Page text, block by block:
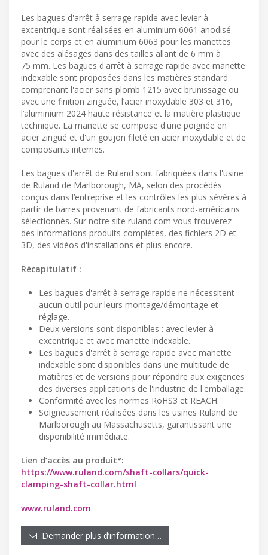
Les bagues d'arrêt à serrage rapide avec levier à
excentrique sont réalisées en aluminium 6061 anodisé
pour le corps et en aluminium 6063 pour les manettes
avec des alésages dans des tailles allant de 6 mm à
75 mm. Les bagues d'arrêt à serrage rapide avec manette
indexable sont proposées dans les matières standard
comprenant l'acier sans plomb 1215 avec brunissage ou
avec une finition zinguée, l’acier inoxydable 303 et 316,
l’aluminium 2024 haute résistance et la matière plastique
technique. La manette se compose d'une poignée en
acier zingué et d'un goujon fileté en acier inoxydable et de
composants internes.
Les bagues d'arrêt de Ruland sont fabriquées dans l'usine
de Ruland de Marlborough, MA, selon des procédés
conçus dans l’entreprise et les contrôles les plus sévères à
partir de barres provenant de fabricants nord-américains
sélectionnés. Sur notre site ruland.com vous trouverez
des informations produits complètes, des fichiers 2D et
3D, des vidéos d'installations et plus encore.
Récapitulatif :
Les bagues d'arrêt à serrage rapide ne nécessitent
aucun outil pour leurs montage/démontage et
réglage.
Deux versions sont disponibles : avec levier à
excentrique et avec manette indexable.
Les bagues d'arrêt à serrage rapide avec manette
indexable sont disponibles dans une multitude de
matières et de versions pour répondre aux exigences
des diverses applications de l'industrie de l'emballage.
Conformité avec les normes RoHS3 et REACH.
Soigneusement réalisées dans les usines Ruland de
Marlborough au Massachusetts, garantissant une
disponibilité immédiate.
Lien d’accès au produit°:
https://www.ruland.com/shaft-collars/quick-
clamping-shaft-collar.html
www.ruland.com
Demander plus d’information…